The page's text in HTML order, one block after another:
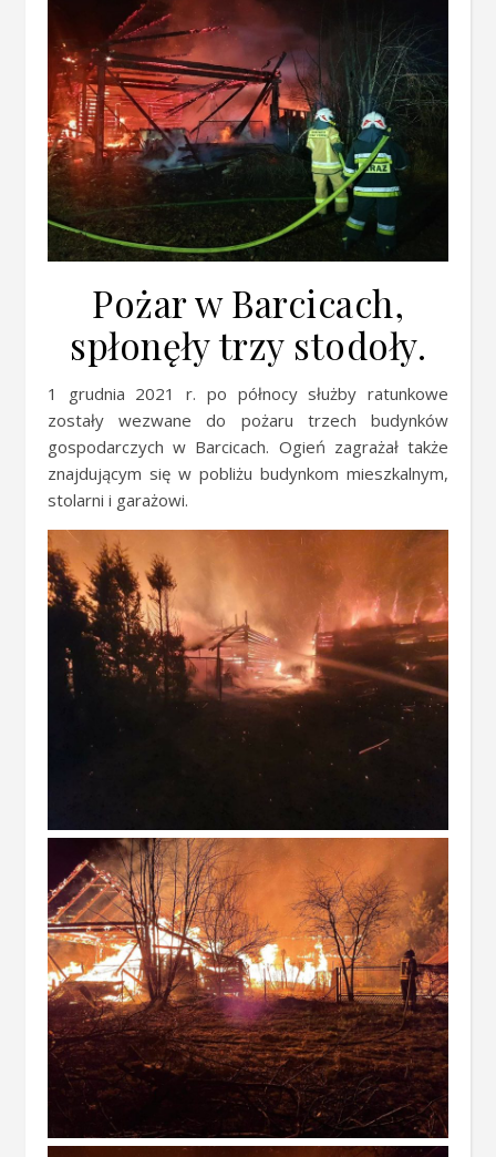
Pożar w Barcicach,
spłonęły trzy stodoły.
1 grudnia 2021 r. po północy służby ratunkowe
zostały wezwane do pożaru trzech budynków
gospodarczych w Barcicach. Ogień zagrażał także
znajdującym się w pobliżu budynkom mieszkalnym,
stolarni i garażowi.